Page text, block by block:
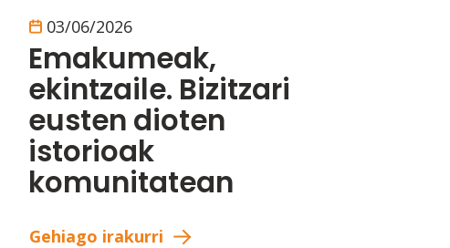
03/06/2026
Emakumeak,
ekintzaile. Bizitzari
eusten dioten
istorioak
komunitatean
Gehiago irakurri